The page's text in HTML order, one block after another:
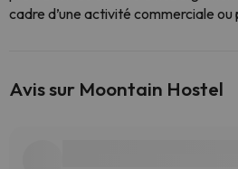
cadre d’une activité commerciale ou
Avis sur Moontain Hostel